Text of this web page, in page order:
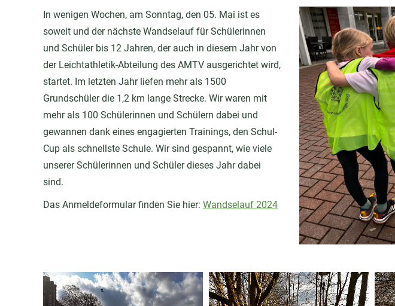
In wenigen Wochen, am Sonntag, den 05. Mai ist es
soweit und der nächste Wandselauf für Schülerinnen
und Schüler bis 12 Jahren, der auch in diesem Jahr von
der Leichtathletik-Abteilung des AMTV ausgerichtet wird,
startet. Im letzten Jahr liefen mehr als 1500
Grundschüler die 1,2 km lange Strecke. Wir waren mit
mehr als 100 Schülerinnen und Schülern dabei und
gewannen dank eines engagierten Trainings, den Schul-
Cup als schnellste Schule. Wir sind gespannt, wie viele
unserer Schülerinnen und Schüler dieses Jahr dabei
sind.
Das Anmeldeformular finden Sie hier: Wandselauf 2024